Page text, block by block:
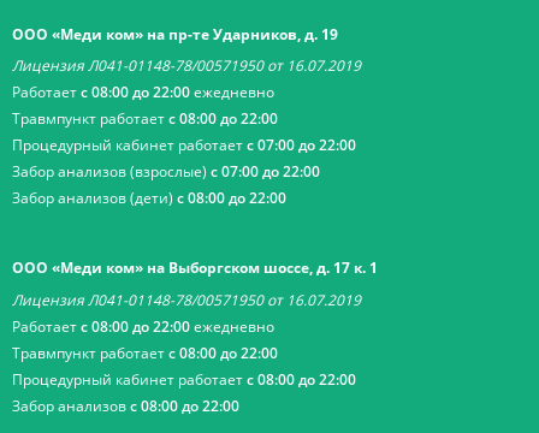
ООО «Меди ком» на пр-те Ударников, д. 19
Лицензия Л041-01148-78/00571950 от 16.07.2019
Работаетс 08:00 до 22:00ежедневно
Травмпункт работаетс 08:00 до 22:00
Процедурный кабинет работаетс 07:00 до 22:00
Забор анализов (взрослые) с 07:00 до 22:00
Забор анализов (дети) с 08:00 до 22:00
ООО «Меди ком» на Выборгском шоссе, д. 17 к. 1
Лицензия Л041-01148-78/00571950 от 16.07.2019
Работаетс 08:00 до 22:00ежедневно
Травмпункт работаетс 08:00 до 22:00
Процедурный кабинет работаетс 08:00 до 22:00
Забор анализовс 08:00 до 22:00